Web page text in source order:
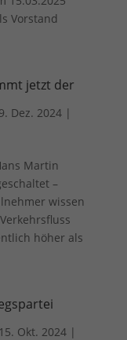
Vorstand
jetzt der
9. Dez. 2024|
Martin
–
wissen
höher als
15. Okt. 2024|
geben
und sind für
werden